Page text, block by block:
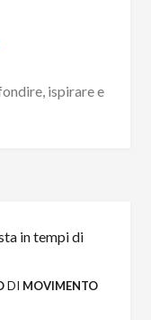
ispirare e
DI MOVIMENTO